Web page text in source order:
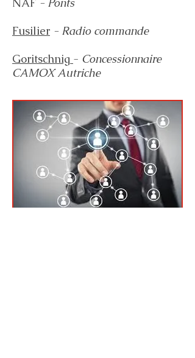
Fusilier - Radio commande
Goritschnig - Concessionnaire
CAMOX Autriche